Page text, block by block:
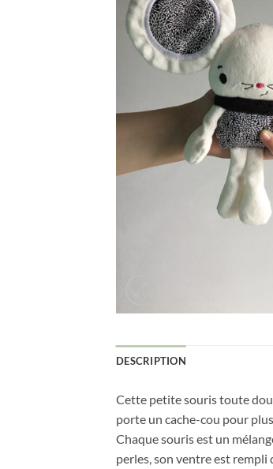
DESCRIPTION
Cette petite souris toute
porte un cache-cou pour
Chaque souris est un
perles, son ventre est rempli